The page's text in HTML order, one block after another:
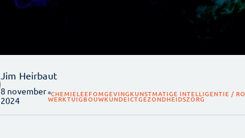
Jim Heirbaut
8 november
2024
CHEMIELEEFOMGEVINGKUNSTMATIGE INTELLIGENTIE /
WERKTUIGBOUWKUNDEICTGEZONDHEIDSZORG